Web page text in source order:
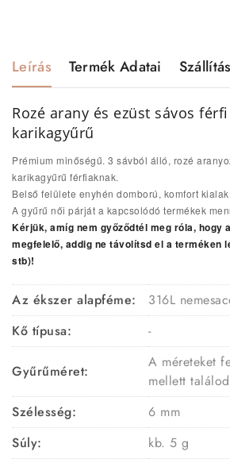
Leírás Termék Adatai
Rozé arany és ezüst sávos
karikagyűrű
Prémium minőségű. 3 sávból álló, rozé
karikagyűrű férfiaknak.
Belső felülete enyhén domború, komfort
A gyűrű női párját a kapcsolódó termékek
Kérjük, amíg nem győződtél meg róla, hogy
megfelelő, addig ne távolítsd el a terméken
stb)!
Az ékszer alapféme:
316L
Kő típusa:
-
Gyűrűméret:
A méreteket
mellett találod
Szélesség:
6 mm
Súly:
kb. 5 g